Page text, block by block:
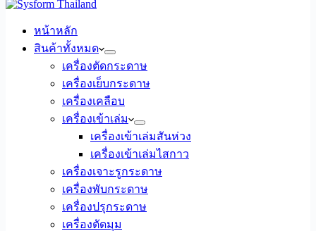
หน้าหลัก
สินค้าทั้งหมด
เครื่องตัดกระดาษ
เครื่องเย็บกระดาษ
เครื่องเคลือบ
เครื่องเข้าเล่ม
เครื่องเข้าเล่มสันห่วง
เครื่องเข้าเล่มไสกาว
เครื่องเจาะรูกระดาษ
เครื่องพับกระดาษ
เครื่องปรุกระดาษ
เครื่องตัดมุม